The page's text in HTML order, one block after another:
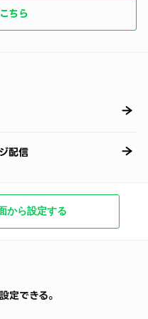
ちら
配信
から設定する
定できる。